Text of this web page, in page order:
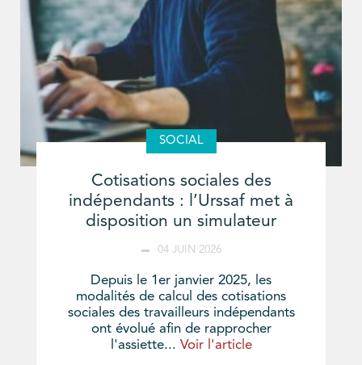
SOCIAL
Cotisations sociales des
indépendants : l’Urssaf met à
disposition un simulateur
04 JUIN 2026
Depuis le 1er janvier 2025, les
modalités de calcul des cotisations
sociales des travailleurs indépendants
ont évolué afin de rapprocher
l'assiette... Voir l'article